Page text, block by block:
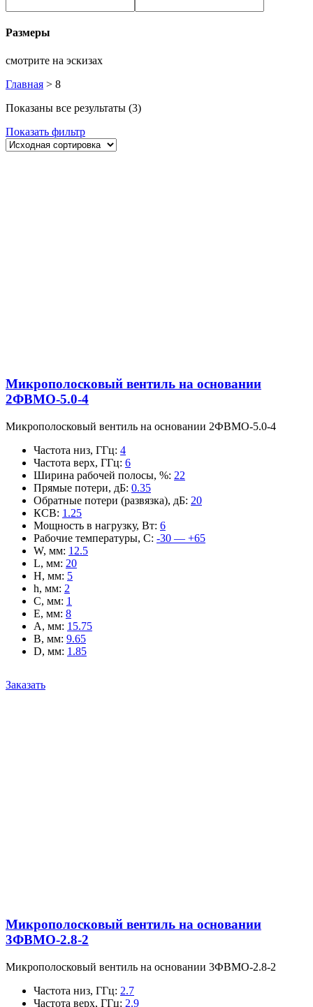
Размеры
смотрите на эскизах
Главная > 8
Показаны все результаты (3)
Показать фильтр
Микрополосковый вентиль на основании
2ФВМO-5.0-4
Микрополосковый вентиль на основании 2ФВМO-5.0-4
Частота низ, ГГц: 4
Частота верх, ГГц: 6
Ширина рабочей полосы, %: 22
Прямые потери, дБ: 0.35
Обратные потери (развязка), дБ: 20
КСВ: 1.25
Мощность в нагрузку, Вт: 6
Рабочие температуры, С: -30 — +65
W, мм: 12.5
L, мм: 20
H, мм: 5
h, мм: 2
C, мм: 1
E, мм: 8
A, мм: 15.75
B, мм: 9.65
D, мм: 1.85
Заказать
Микрополосковый вентиль на основании
3ФВМO-2.8-2
Микрополосковый вентиль на основании 3ФВМO-2.8-2
Частота низ, ГГц: 2.7
Частота верх, ГГц: 2.9